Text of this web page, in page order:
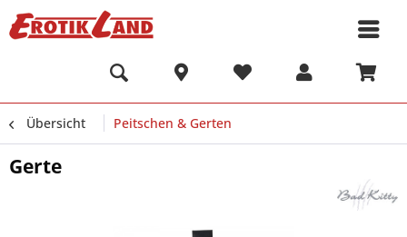
Übersicht Peitschen & Gerten
Gerte